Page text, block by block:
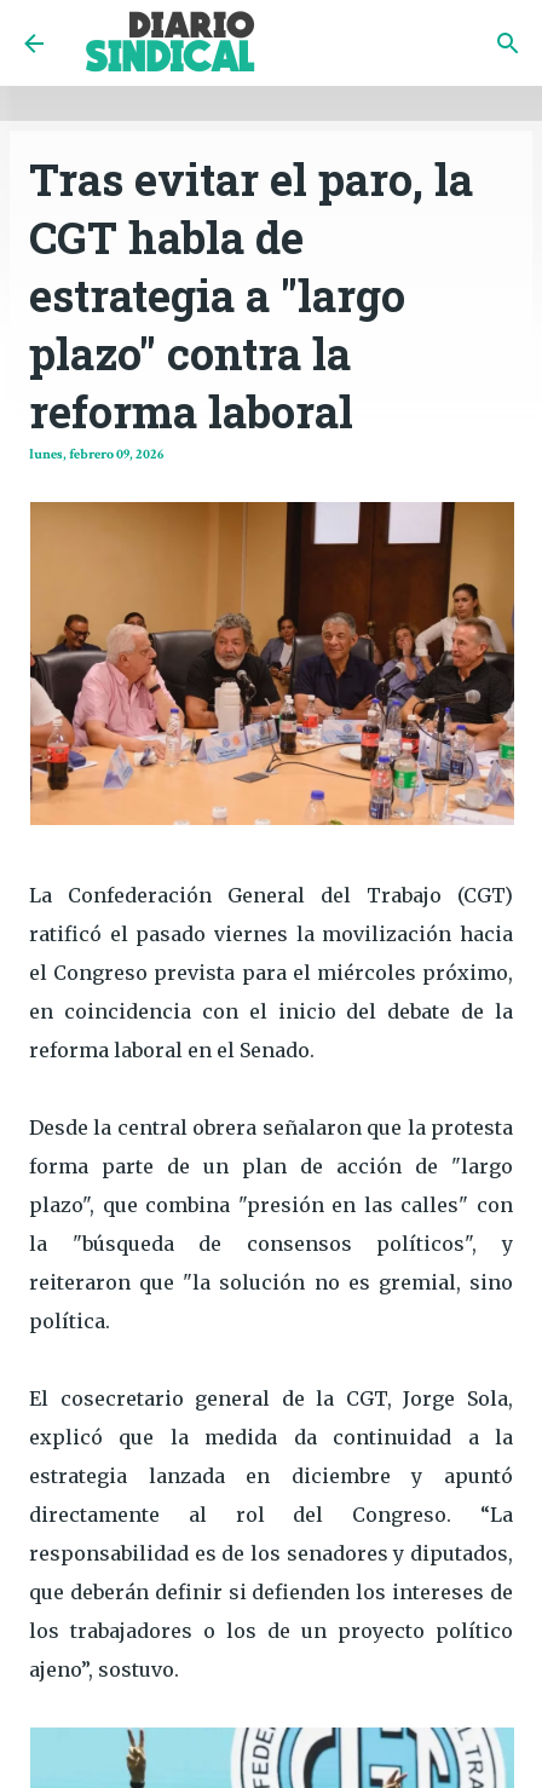
INICIO CÓRDOBA
Ir al contenido principal
Tras evitar el paro, la
CGT habla de
estrategia a "largo
plazo" contra la
reforma laboral
lunes, febrero 09, 2026
La Confederación General del Trabajo (CGT)
ratificó el pasado viernes la movilización hacia
el Congreso prevista para el miércoles próximo,
en coincidencia con el inicio del debate de la
reforma laboral en el Senado.
Desde la central obrera señalaron que la protesta
forma parte de un plan de acción de "largo
plazo", que combina "presión en las calles" con
la "búsqueda de consensos políticos", y
reiteraron que "la solución no es gremial, sino
política.
El cosecretario general de la CGT, Jorge Sola,
explicó que la medida da continuidad a la
estrategia lanzada en diciembre y apuntó
directamente al rol del Congreso. “La
responsabilidad es de los senadores y diputados,
que deberán definir si defienden los intereses de
los trabajadores o los de un proyecto político
ajeno”, sostuvo.